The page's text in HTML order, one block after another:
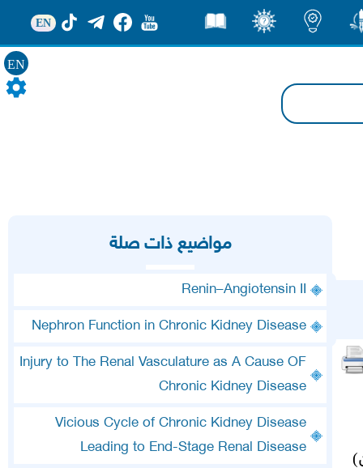
EN
EN
مواضيع ذات صلة
Renin–Angiotensin II
Nephron Function in Chronic Kidney Disease
Injury to The Renal Vasculature as A Cause OF
Chronic Kidney Disease
Vicious Cycle of Chronic Kidney Disease
Leading to End-Stage Renal Disease